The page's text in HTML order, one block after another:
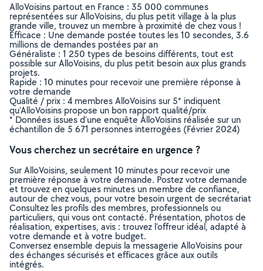
AlloVoisins partout en France : 35 000 communes
représentées sur AlloVoisins, du plus petit village à la plus
grande ville, trouvez un membre à proximité de chez vous !
Efficace : Une demande postée toutes les 10 secondes, 3.6
millions de demandes postées par an
Généraliste : 1 250 types de besoins différents, tout est
possible sur AlloVoisins, du plus petit besoin aux plus grands
projets.
Rapide : 10 minutes pour recevoir une première réponse à
votre demande
Qualité / prix : 4 membres AlloVoisins sur 5* indiquent
qu’AlloVoisins propose un bon rapport qualité/prix
* Données issues d’une enquête AlloVoisins réalisée sur un
échantillon de 5 671 personnes interrogées (Février 2024)
Vous cherchez un secrétaire en urgence ?
Sur AlloVoisins, seulement 10 minutes pour recevoir une
première réponse à votre demande. Postez votre demande
et trouvez en quelques minutes un membre de confiance,
autour de chez vous, pour votre besoin urgent de secrétariat
Consultez les profils des membres, professionnels ou
particuliers, qui vous ont contacté. Présentation, photos de
réalisation, expertises, avis : trouvez l'offreur idéal, adapté à
votre demande et à votre budget.
Conversez ensemble depuis la messagerie AlloVoisins pour
des échanges sécurisés et efficaces grâce aux outils
intégrés.